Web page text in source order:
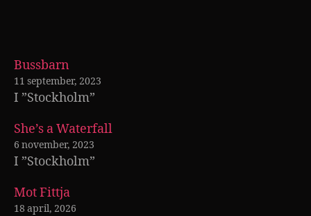
Bussbarn
11 september, 2023
I ”Stockholm”
She’s a Waterfall
6 november, 2023
I ”Stockholm”
Mot Fittja
18 april, 2026